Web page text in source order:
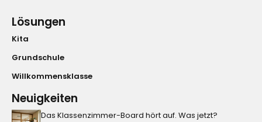
Lösungen
Kita
Grundschule
Willkommensklasse
Neuigkeiten
Das Klassenzimmer-Board hört auf. Was jetzt?